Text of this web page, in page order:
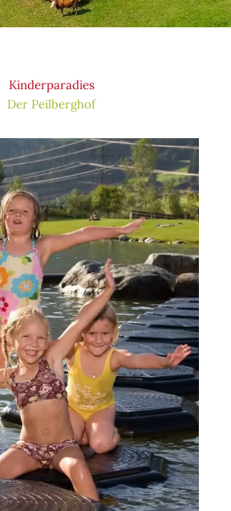
Kinderparadies
Der Peilberghof